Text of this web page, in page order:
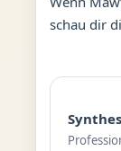
schau dir